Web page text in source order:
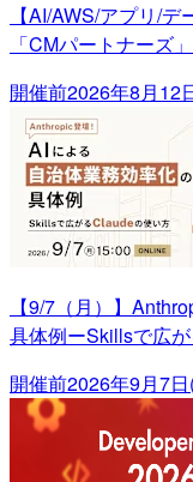
【AI/AWS/アプリ/
「CMパートナーズ
開催前2026年8月12
【9/7（月）】
具体例ーSkillsで広
開催前2026年9月7